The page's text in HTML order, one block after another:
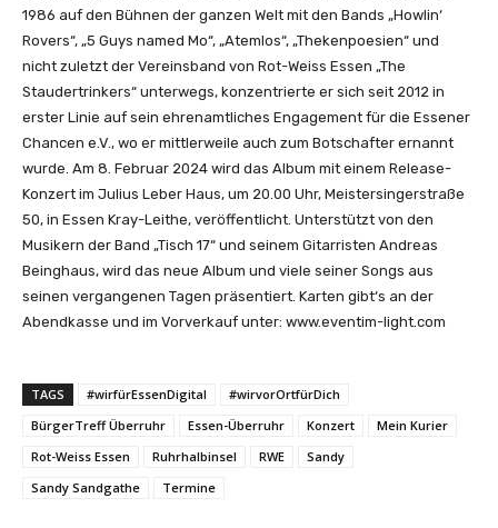
1986 auf den Bühnen der ganzen Welt mit den Bands „Howlin‘
Rovers“, „5 Guys named Mo“, „Atemlos“, „Thekenpoesien“ und
nicht zuletzt der Vereinsband von Rot-Weiss Essen „The
Staudertrinkers“ unterwegs, konzentrierte er sich seit 2012 in
erster Linie auf sein ehrenamtliches Engagement für die Essener
Chancen e.V., wo er mittlerweile auch zum Botschafter ernannt
wurde. Am 8. Februar 2024 wird das Album mit einem Release-
Konzert im Julius Leber Haus, um 20.00 Uhr, Meistersingerstraße
50, in Essen Kray-Leithe, veröffentlicht. Unterstützt von den
Musikern der Band „Tisch 17“ und seinem Gitarristen Andreas
Beinghaus, wird das neue Album und viele seiner Songs aus
seinen vergangenen Tagen präsentiert. Karten gibt‘s an der
Abendkasse und im Vorverkauf unter: www.eventim-light.com
TAGS #wirfürEssenDigital
#wirvorOrtfürDich
BürgerTreff Überruhr
Essen-Überruhr Konzert
Mein Kurier
Rot-Weiss Essen
Ruhrhalbinsel RWE
Sandy
Sandy Sandgathe
Termine